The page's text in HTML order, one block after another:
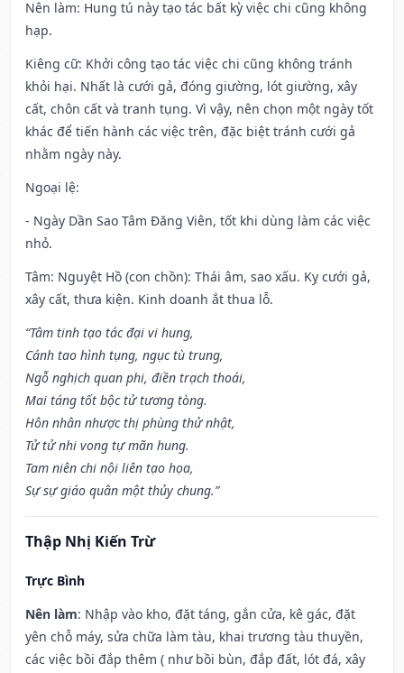
Nên làm: Hung tú này tạo tác bất kỳ việc chi cũng không
hạp.
Kiêng cữ: Khởi công tạo tác việc chi cũng không tránh
khỏi hại. Nhất là cưới gả, đóng giường, lót giường, xây
cất, chôn cất và tranh tụng. Vì vậy, nên chọn một ngày tốt
khác để tiến hành các việc trên, đặc biệt tránh cưới gả
nhằm ngày này.
Ngoại lệ:
- Ngày Dần Sao Tâm Đăng Viên, tốt khi dùng làm các việc
nhỏ.
Tâm: Nguyệt Hồ (con chồn): Thái âm, sao xấu. Kỵ cưới gả,
xây cất, thưa kiện. Kinh doanh ắt thua lỗ.
“Tâm tinh tạo tác đại vi hung,
Cánh tao hình tụng, ngục tù trung,
Ngỗ nghịch quan phi, điền trạch thoái,
Mai táng tốt bộc tử tương tòng.
Hôn nhân nhược thị phùng thử nhật,
Tử tử nhi vong tự mãn hung.
Tam niên chi nội liên tạo họa,
Sự sự giáo quân một thủy chung.”
Thập Nhị Kiến Trừ
Trực Bình
Nên làm: Nhập vào kho, đặt táng, gắn cửa, kê gác, đặt
yên chỗ máy, sửa chữa làm tàu, khai trương tàu thuyền,
các việc bồi đắp thêm ( như bồi bùn, đắp đất, lót đá, xây